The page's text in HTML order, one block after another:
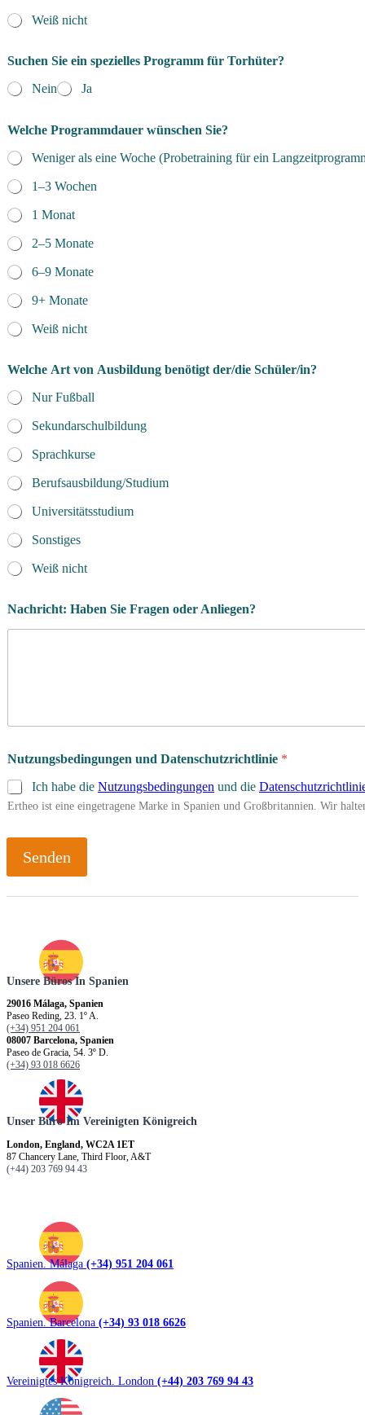
Weiß nicht
Suchen Sie ein spezielles Programm für Torhüter?
Nein
Ja
Welche Programmdauer wünschen Sie?
Weniger als eine Woche (Probetraining für ein
1–3 Wochen
1 Monat
2–5 Monate
6–9 Monate
9+ Monate
Weiß nicht
Welche Art von Ausbildung benötigt der/die Schüler/in?
Nur Fußball
Sekundarschulbildung
Sprachkurse
Berufsausbildung/Studium
Universitätsstudium
Sonstiges
Weiß nicht
Nachricht: Haben Sie Fragen oder Anliegen?
Nutzungsbedingungen und Datenschutzrichtlinie *
Ich habe die Nutzungsbedingungen und die
Ertheo ist eine eingetragene Marke in Spanien und Großbritannien. Wir
Senden
Unsere Büros In Spanien
29016 Málaga, Spanien
Paseo Reding, 23. 1º A.
(+34) 951 204 061
08007 Barcelona, Spanien
Paseo de Gracia, 54. 3º D.
(+34) 93 018 6626
Unser Büro Im Vereinigten Königreich
London, England, WC2A 1ET
87 Chancery Lane, Third Floor, A&T
(+44) 203 769 94 43
Spanien. Málaga (+34) 951 204 061
Spanien. Barcelona (+34) 93 018 6626
Vereinigtes Königreich. London (+44) 203 769 94 43